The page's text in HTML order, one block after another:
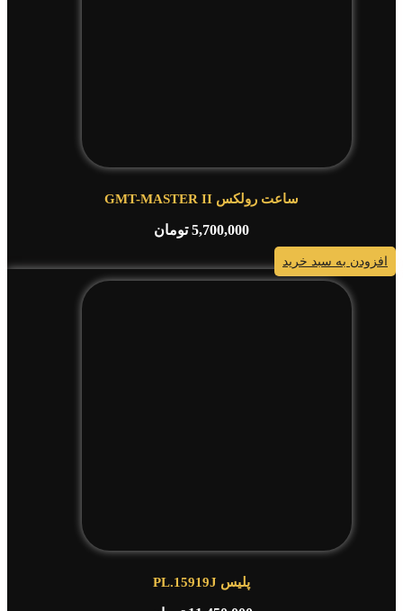
ساعت رولکس GMT-MASTER II
5,700,000 تومان
افزودن به سبد خرید
پلیس PL.15919J